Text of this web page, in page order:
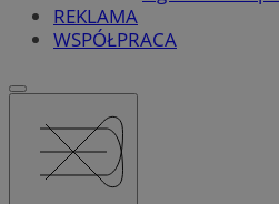
REKLAMA
WSPÓŁPRACA